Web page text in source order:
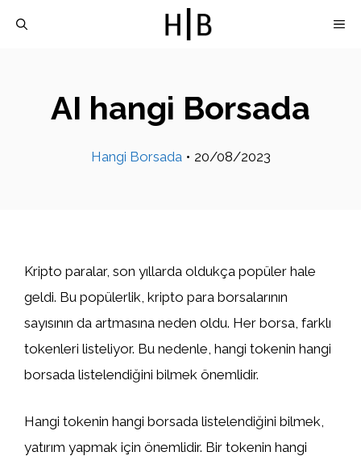
AI hangi Borsada
Hangi Borsada • 20/08/2023
Kripto paralar, son yıllarda oldukça popüler hale
geldi. Bu popülerlik, kripto para borsalarının
sayısının da artmasına neden oldu. Her borsa, farklı
tokenleri listeliyor. Bu nedenle, hangi tokenin hangi
borsada listelendiğini bilmek önemlidir.
Hangi tokenin hangi borsada listelendiğini bilmek,
yatırım yapmak için önemlidir. Bir tokenin hangi